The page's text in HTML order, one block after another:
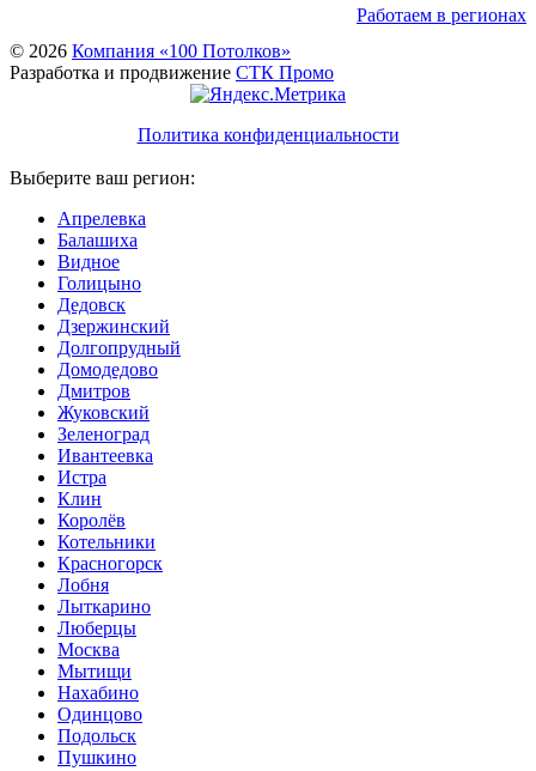
Работаем в регионах
© 2026 Компания «100 Потолков»
Разработка и продвижение СТК Промо
Политика конфиденциальности
Выберите ваш регион:
Апрелевка
Балашиха
Видное
Голицыно
Дедовск
Дзержинский
Долгопрудный
Домодедово
Дмитров
Жуковский
Зеленоград
Ивантеевка
Истра
Клин
Королёв
Котельники
Красногорск
Лобня
Лыткарино
Люберцы
Мoсква
Мытищи
Нахабино
Одинцово
Подольск
Пушкино